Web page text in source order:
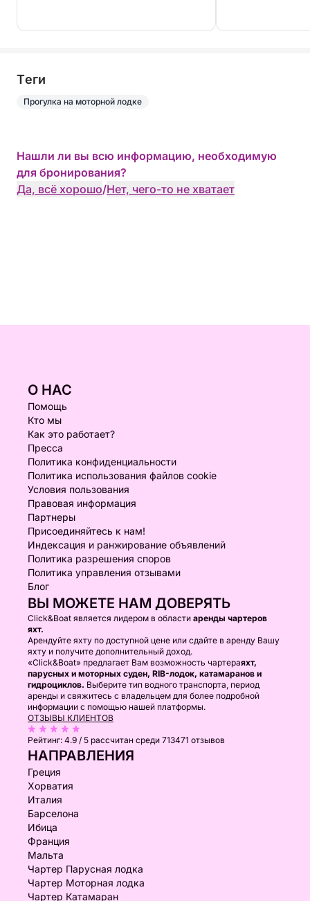
Tеги
Прогулка на моторной лодке
Нашли ли вы всю информацию, необходимую
для бронирования?
Да, всё хорошо/Нет, чего-то не хватает
О НАС
Помощь
Кто мы
Как это работает?
Пресса
Политика конфиденциальности
Политика использования файлов cookie
Условия пользования
Правовая информация
Партнеры
Присоединяйтесь к нам!
Индексация и ранжирование объявлений
Политика разрешения споров
Политика управления отзывами
Блог
ВЫ МОЖЕТЕ НАМ ДОВЕРЯТЬ
Click&Boat является лидером в области аренды чартеров
яхт.
Арендуйте яхту по доступной цене или сдайте в аренду Вашу
яхту и получите дополнительный доход.
«Click&Boat» предлагает Вам возможность чартераяхт,
парусных и моторных суден, RIB-лодок, катамаранов и
гидроциклов. Выберите тип водного транспорта, период
аренды и свяжитесь с владельцем для более подробной
информации с помощью нашей платформы.
ОТЗЫВЫ КЛИЕНТОВ
Рейтинг: 4.9 / 5 рассчитан среди 713471 отзывов
НАПРАВЛЕНИЯ
Греция
Хорватия
Италия
Барселона
Ибица
Франция
Мальта
Чартер Парусная лодка
Чартер Моторная лодка
Чартер Катамаран